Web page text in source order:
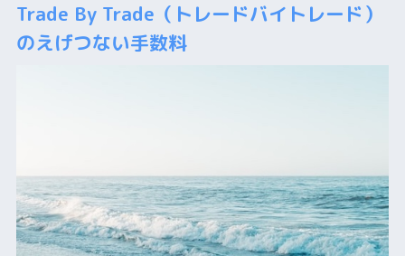
Trade By Trade（トレードバイトレード）
のえげつない手数料